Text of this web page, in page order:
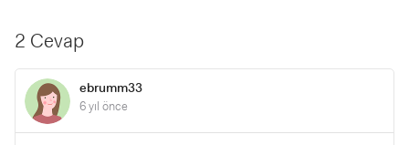
2 Cevap
ebrumm33
6 yıl önce